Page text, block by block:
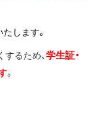
します。
るため、学生証・
。